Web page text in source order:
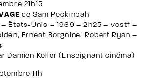
21h15
de Sam Peckinpah
– États-Unis – 1969 – 2h25 – vostf –
Ernest Borgnine, Robert Ryan –
Damien Keller (Enseignant cinéma)
11h